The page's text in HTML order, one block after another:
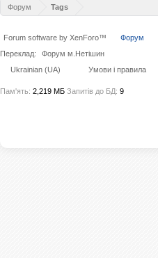
Форум Tags
Forum software by XenForo™
Переклад:
Форум м.Нетішин
Форум
Ukrainian (UA) Умови і правила
Пам'ять: 2,219 МБ Запитів до БД: 9